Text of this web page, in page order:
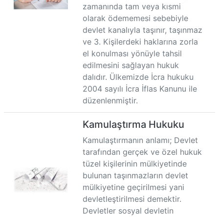
zamanında tam veya kısmi
olarak ödememesi sebebiyle
devlet kanalıyla taşınır, taşınmaz
ve 3. Kişilerdeki haklarına zorla
el konulması yönüyle tahsil
edilmesini sağlayan hukuk
dalıdır. Ülkemizde İcra hukuku
2004 sayılı İcra İflas Kanunu ile
düzenlenmiştir.
Kamulaştırma Hukuku
Kamulaştırmanın anlamı; Devlet
tarafından gerçek ve özel hukuk
tüzel kişilerinin mülkiyetinde
bulunan taşınmazların devlet
mülkiyetine geçirilmesi yani
devletleştirilmesi demektir.
Devletler sosyal devletin